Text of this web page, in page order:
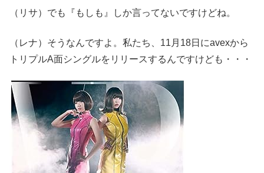
（リサ）でも『もしも』しか言ってないですけどね。
（レナ）そうなんですよ。私たち、11月18日にavexから
トリプルA面シングルをリリースするんですけども・・・